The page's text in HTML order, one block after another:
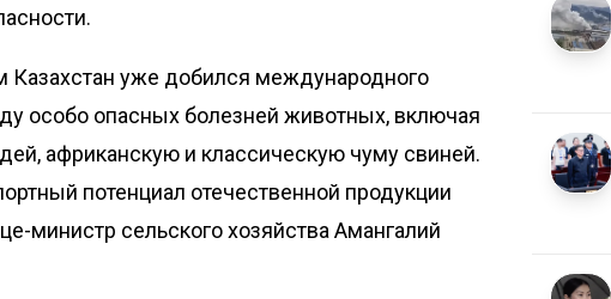
уже добился международного
особо опасных болезней животных, включая
африканскую и классическую чуму свиней.
потенциал отечественной продукции
министр сельского хозяйства Амангалий